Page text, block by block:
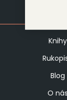
Knihy
Blog
O nás